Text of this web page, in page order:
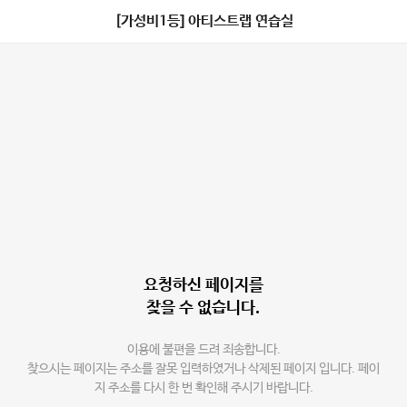
[가성비1등] 아티스트랩 연습실
요청하신 페이지를
찾을 수 없습니다.
이용에 불편을 드려 죄송합니다.
찾으시는 페이지는 주소를 잘못 입력하였거나 삭제된 페이지 입니다. 페이
지 주소를 다시 한 번 확인해 주시기 바랍니다.